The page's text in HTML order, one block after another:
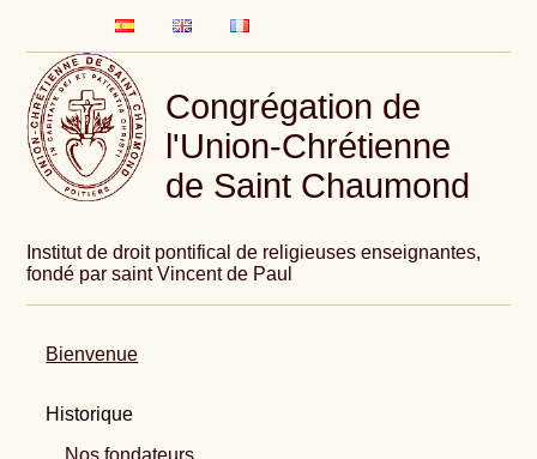
Congrégation de
l'Union-Chrétienne
de Saint Chaumond
Institut de droit pontifical de religieuses enseignantes,
fondé par saint Vincent de Paul
Bienvenue
Historique